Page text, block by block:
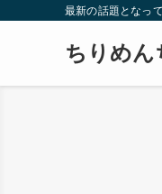
最新の話題となっ
ちりめん